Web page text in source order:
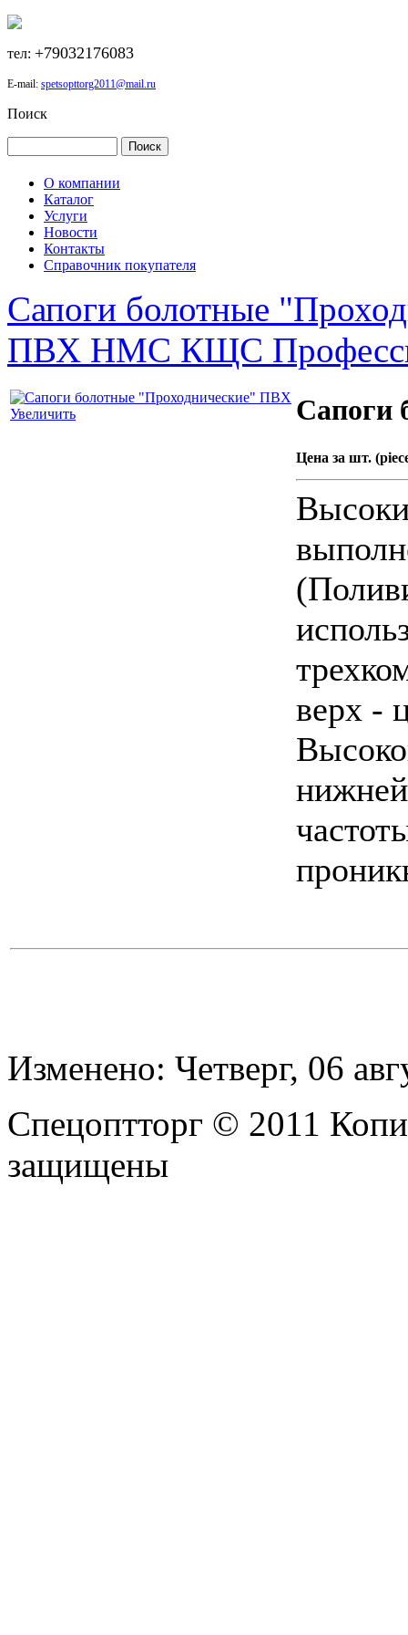
тел: +79032176083
E-mail: spetsopttorg2011@mail.ru
Поиск
О компании
Каталог
Услуги
Новости
Контакты
Справочник покупателя
Сапоги болотные
ПВХ НМС КЩС
Увеличить Сапоги
Цена за шт.
верх -
Изменено: Четверг, 06
Спецоптторг © 2011
защищены